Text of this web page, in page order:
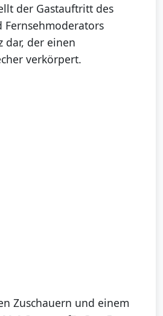
der Gastauftritt des
Fernsehmoderators
dar, der einen
verkörpert.
Zuschauern und einem